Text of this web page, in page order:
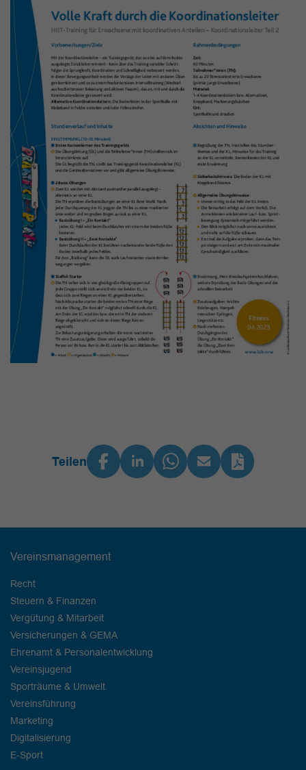
Teilen
Vereinsmanagement
Recht
Steuern & Finanzen
Vergütung & Mitarbeit
Versicherungen & GEMA
Ehrenamt & Personalentwicklung
Vereinsjugend
Sporträume & Umwelt
Vereinsführung
Marketing
Digitalisierung
E-Sport